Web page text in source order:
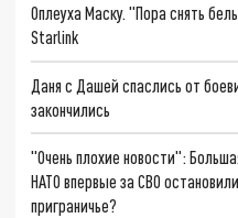
Оплеуха Маску. "Пора снять
Starlink
Даня с Дашей спаслись от
закончились
"Очень плохие новости":
НАТО впервые за СВО
приграничье?